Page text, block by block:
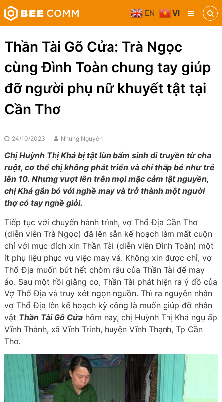
Skip
to
content
Bee
Comm
Truyền
thông
phương
tiện
Thần Tài Gõ Cửa: Trà Ngọc
cùng Đình Toàn chung tay giúp
đỡ người phụ nữ khuyết tật tại
Cần Thơ
24/10/2023 Nhung Nguyễn
Chị Huỳnh Thị Khá bị tật lùn bẩm sinh di truyền từ cha
ruột, cơ thể chị không phát triển và chỉ thấp bé như trẻ
lên 10. Nhưng vượt lên trên mọi mặc cảm tật nguyền,
chị Khá gắn bó với nghề may và trở thành một người
thợ có tay nghề giỏi.
Tiếp tục với chuyến hành trình, vợ Thổ Địa Cần Thơ
(diễn viên Trà Ngọc) đã lên sẵn kế hoạch làm mất cuộn
chỉ với mục đích xin Thần Tài (diễn viên Đình Toàn) một
ít phụ liệu phục vụ việc may vá. Không xin được chỉ, vợ
Thổ Địa muốn bứt hết chòm râu của Thần Tài để may
áo. Sau một hồi giằng co, Thần Tài phát hiện ra ý đồ của
Vợ Thổ Địa và truy xét ngọn nguồn. Thì ra nguyên nhân
vợ Thổ Địa lên kế hoạch kỳ công là muốn giúp đỡ nhân
vật Thần Tài Gõ Cửahôm nay, chị Huỳnh Thị Khá ngụ ấp
Vĩnh Thành, xã Vĩnh Trinh, huyện Vĩnh Thạnh, Tp Cần
Thơ.
EN VI